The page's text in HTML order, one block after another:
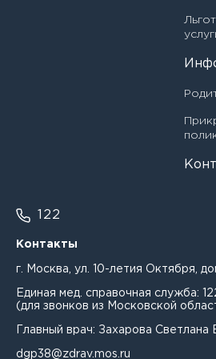
122
Контакты
г. Москва, ул. 10-летия Октября,
Единая мед. справочная служба:
(для звонков из Московской
Главный врач: Захарова Светлана
dgp38@zdrav.mos.ru
Волкова Лариса Михайловна
Гадирова Рена Алисааб кызы
Генина Полина Константиновна
Гончарова Анна Николаевна
Гончарова Юлия Ивановна
Заведующий филиалом - врач -
Инструктор по лечебной
Медицинская сестра (медбрат)
Медицинская сестра (медбрат)
Медицинская сестра (медбрат)
Медицинский лабораторный
лаборант)